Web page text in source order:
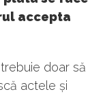
accepta
doar să
actele și